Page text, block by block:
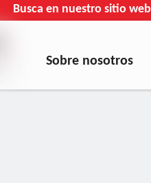
Busca en nuestro sitio web
Sobre nosotros